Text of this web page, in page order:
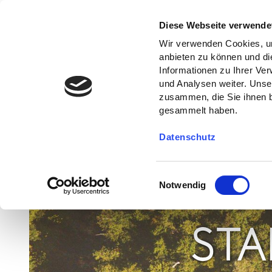
Diese Webseite
Wir verwenden Cookies,
anbieten zu können und
Informationen zu Ihrer
und Analysen weiter.
zusammen, die Sie ihnen
gesammelt haben.
Datenschutz
i
w
i
l
l
Notwendig